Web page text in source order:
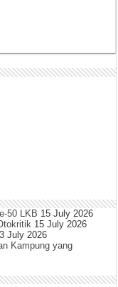
50 LKB 15 July 2026
15 July 2026
July 2026
Kampung yang